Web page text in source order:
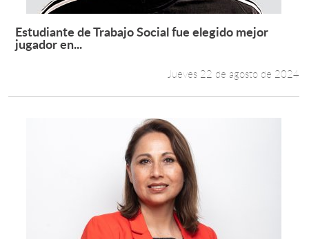
Leer más +
Estudiante de Trabajo Social fue elegido mejor
jugador en...
Jueves 22 de agosto de 2024